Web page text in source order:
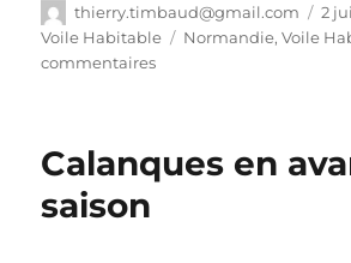
thierry.timbaud@gmail.com 2
Voile Habitable
Normandie,Voile
commentaires
Calanques en
saison